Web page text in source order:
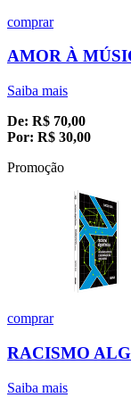
comprar
AMOR À
Saiba mais
De: R$ 70,00
Por: R$ 30,00
Promoção
comprar
RACISMO
Saiba mais